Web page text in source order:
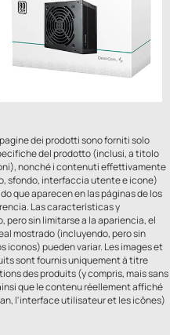
dei prodotti sono forniti solo
del prodotto (inclusi, a titolo
nonché i contenuti effettivamente
sfondo, interfaccia utente e icone)
que aparecen en las páginas de los
Las características y
sin limitarse a la apariencia, el
mostrado (incluyendo, pero sin
iconos) pueden variar. Les images et
sont fournis uniquement à titre
des produits (y compris, mais sans
que le contenu réellement affiché
l'interface utilisateur et les icônes)